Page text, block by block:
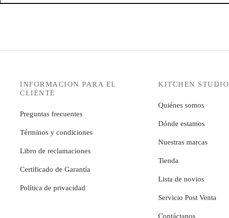
INFORMACION PARA EL
CLIENTE
Preguntas frecuentes
Términos y condiciones
Libro de reclamaciones
Certificado de Garantía
Política de privacidad
KITCHEN STUDIO
Quiénes somos
Dónde estamos
Nuestras marcas
Tienda
Lista de novios
Servicio Post Venta
Contáctanos